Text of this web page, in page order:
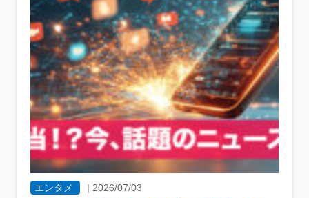
エンタメ |2026/07/03